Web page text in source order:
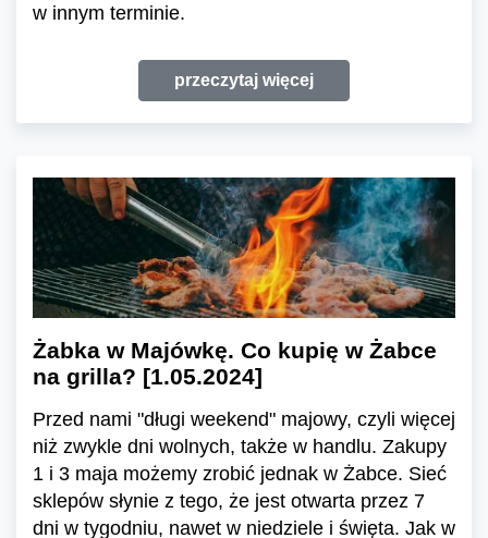
w innym terminie.
przeczytaj więcej
Żabka w Majówkę. Co kupię w Żabce
na grilla? [1.05.2024]
Przed nami "długi weekend" majowy, czyli więcej
niż zwykle dni wolnych, także w handlu. Zakupy
1 i 3 maja możemy zrobić jednak w Żabce. Sieć
sklepów słynie z tego, że jest otwarta przez 7
dni w tygodniu, nawet w niedziele i święta. Jak w